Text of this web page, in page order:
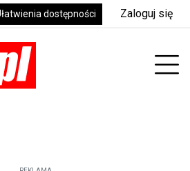
dostępności Zaloguj się